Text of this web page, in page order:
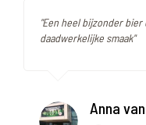
"Een heel bijzonder
daadwerkelijke smaak"
Anna